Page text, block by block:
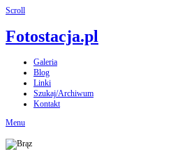
Scroll
Fotostacja.pl
Galeria
Blog
Linki
Szukaj/Archiwum
Kontakt
Menu